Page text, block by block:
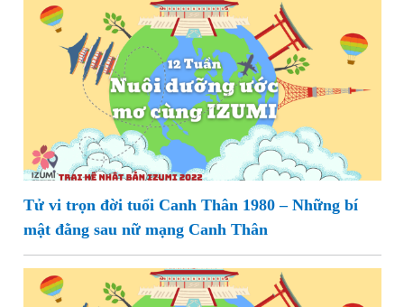
Tử vi trọn đời tuổi Canh Thân 1980 – Những bí
mật đằng sau nữ mạng Canh Thân